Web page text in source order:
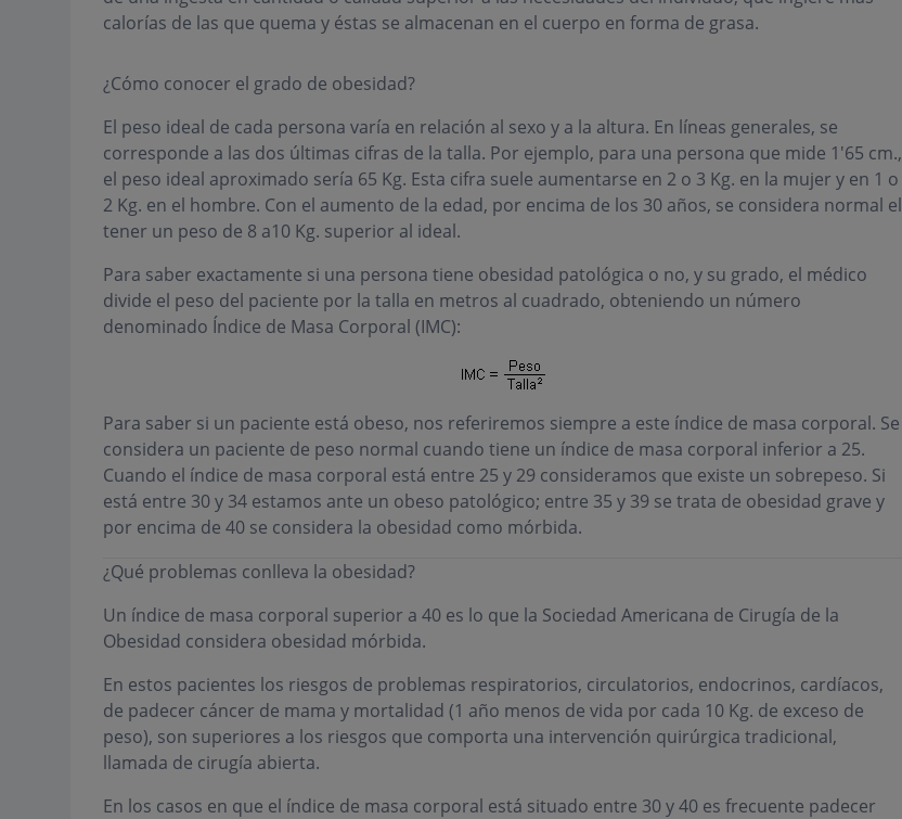
calorías de las que quema y éstas se almacenan en el cuerpo en forma de grasa.
¿Cómo conocer el grado de obesidad?
El peso ideal de cada persona varía en relación al sexo y a la altura. En líneas generales, se
corresponde a las dos últimas cifras de la talla. Por ejemplo, para una persona que mide 1'65 cm.,
el peso ideal aproximado sería 65 Kg. Esta cifra suele aumentarse en 2 o 3 Kg. en la mujer y en 1 o
2 Kg. en el hombre. Con el aumento de la edad, por encima de los 30 años, se considera normal el
tener un peso de 8 a10 Kg. superior al ideal.
Para saber exactamente si una persona tiene obesidad patológica o no, y su grado, el médico
divide el peso del paciente por la talla en metros al cuadrado, obteniendo un número
denominado Índice de Masa Corporal (IMC):
Para saber si un paciente está obeso, nos referiremos siempre a este índice de masa corporal. Se
considera un paciente de peso normal cuando tiene un índice de masa corporal inferior a 25.
Cuando el índice de masa corporal está entre 25 y 29 consideramos que existe un sobrepeso. Si
está entre 30 y 34 estamos ante un obeso patológico; entre 35 y 39 se trata de obesidad grave y
por encima de 40 se considera la obesidad como mórbida.
¿Qué problemas conlleva la obesidad?
Un índice de masa corporal superior a 40 es lo que la Sociedad Americana de Cirugía de la
Obesidad considera obesidad mórbida.
En estos pacientes los riesgos de problemas respiratorios, circulatorios, endocrinos, cardíacos,
de padecer cáncer de mama y mortalidad (1 año menos de vida por cada 10 Kg. de exceso de
peso), son superiores a los riesgos que comporta una intervención quirúrgica tradicional,
llamada de cirugía abierta.
En los casos en que el índice de masa corporal está situado entre 30 y 40 es frecuente padecer